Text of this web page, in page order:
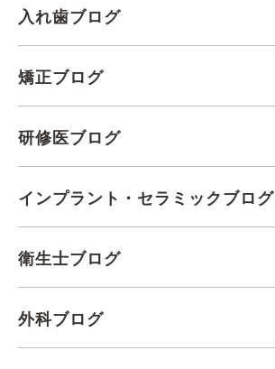
入れ歯ブログ
矯正ブログ
研修医ブログ
インプラント・セラミックブログ
衛生士ブログ
外科ブログ